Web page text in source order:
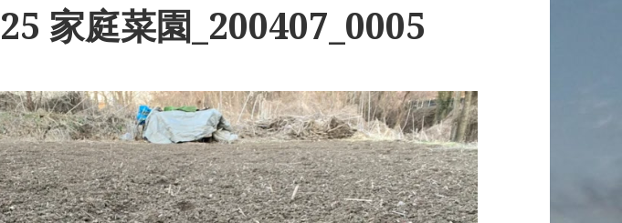
家庭菜園_200407_0005